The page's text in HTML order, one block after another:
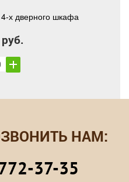
4-х дверного шкафа
НАМ:
37-35